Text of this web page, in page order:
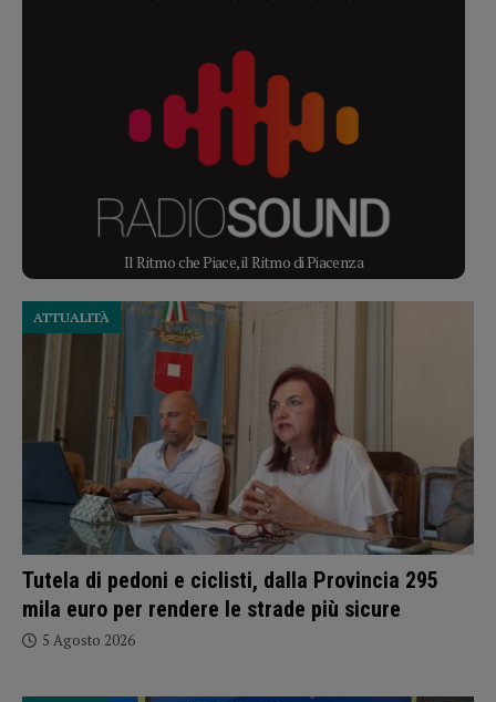
Il Ritmo che Piace, il Ritmo di Piacenza
Tutela di pedoni e ciclisti, dalla Provincia 295
mila euro per rendere le strade più sicure
ATTUALITÀ
5 Agosto 2026